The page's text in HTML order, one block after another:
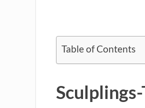
Table of Contents